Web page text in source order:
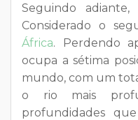
Seguindo
Considerado o
África. Perdendo
ocupa a sétima
mundo, com um
o rio mais
profundidades